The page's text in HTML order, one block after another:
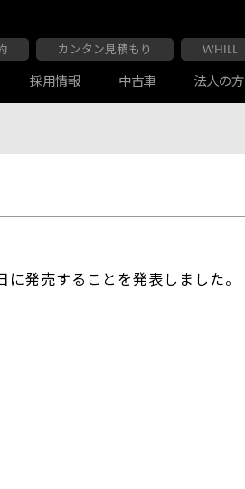
カンタン見積もり WHILL
採用情報 中古車 法人の方
発売することを発表しました。